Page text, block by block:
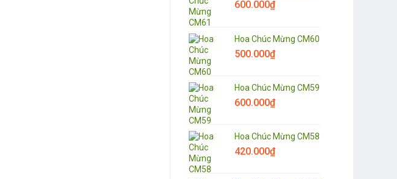
600.000₫
Hoa Chúc Mừng CM60
500.000₫
Hoa Chúc Mừng CM59
600.000₫
Hoa Chúc Mừng CM58
420.000₫